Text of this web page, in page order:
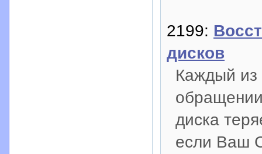
2199:
дисков
Каждый из
диска
если Ваш